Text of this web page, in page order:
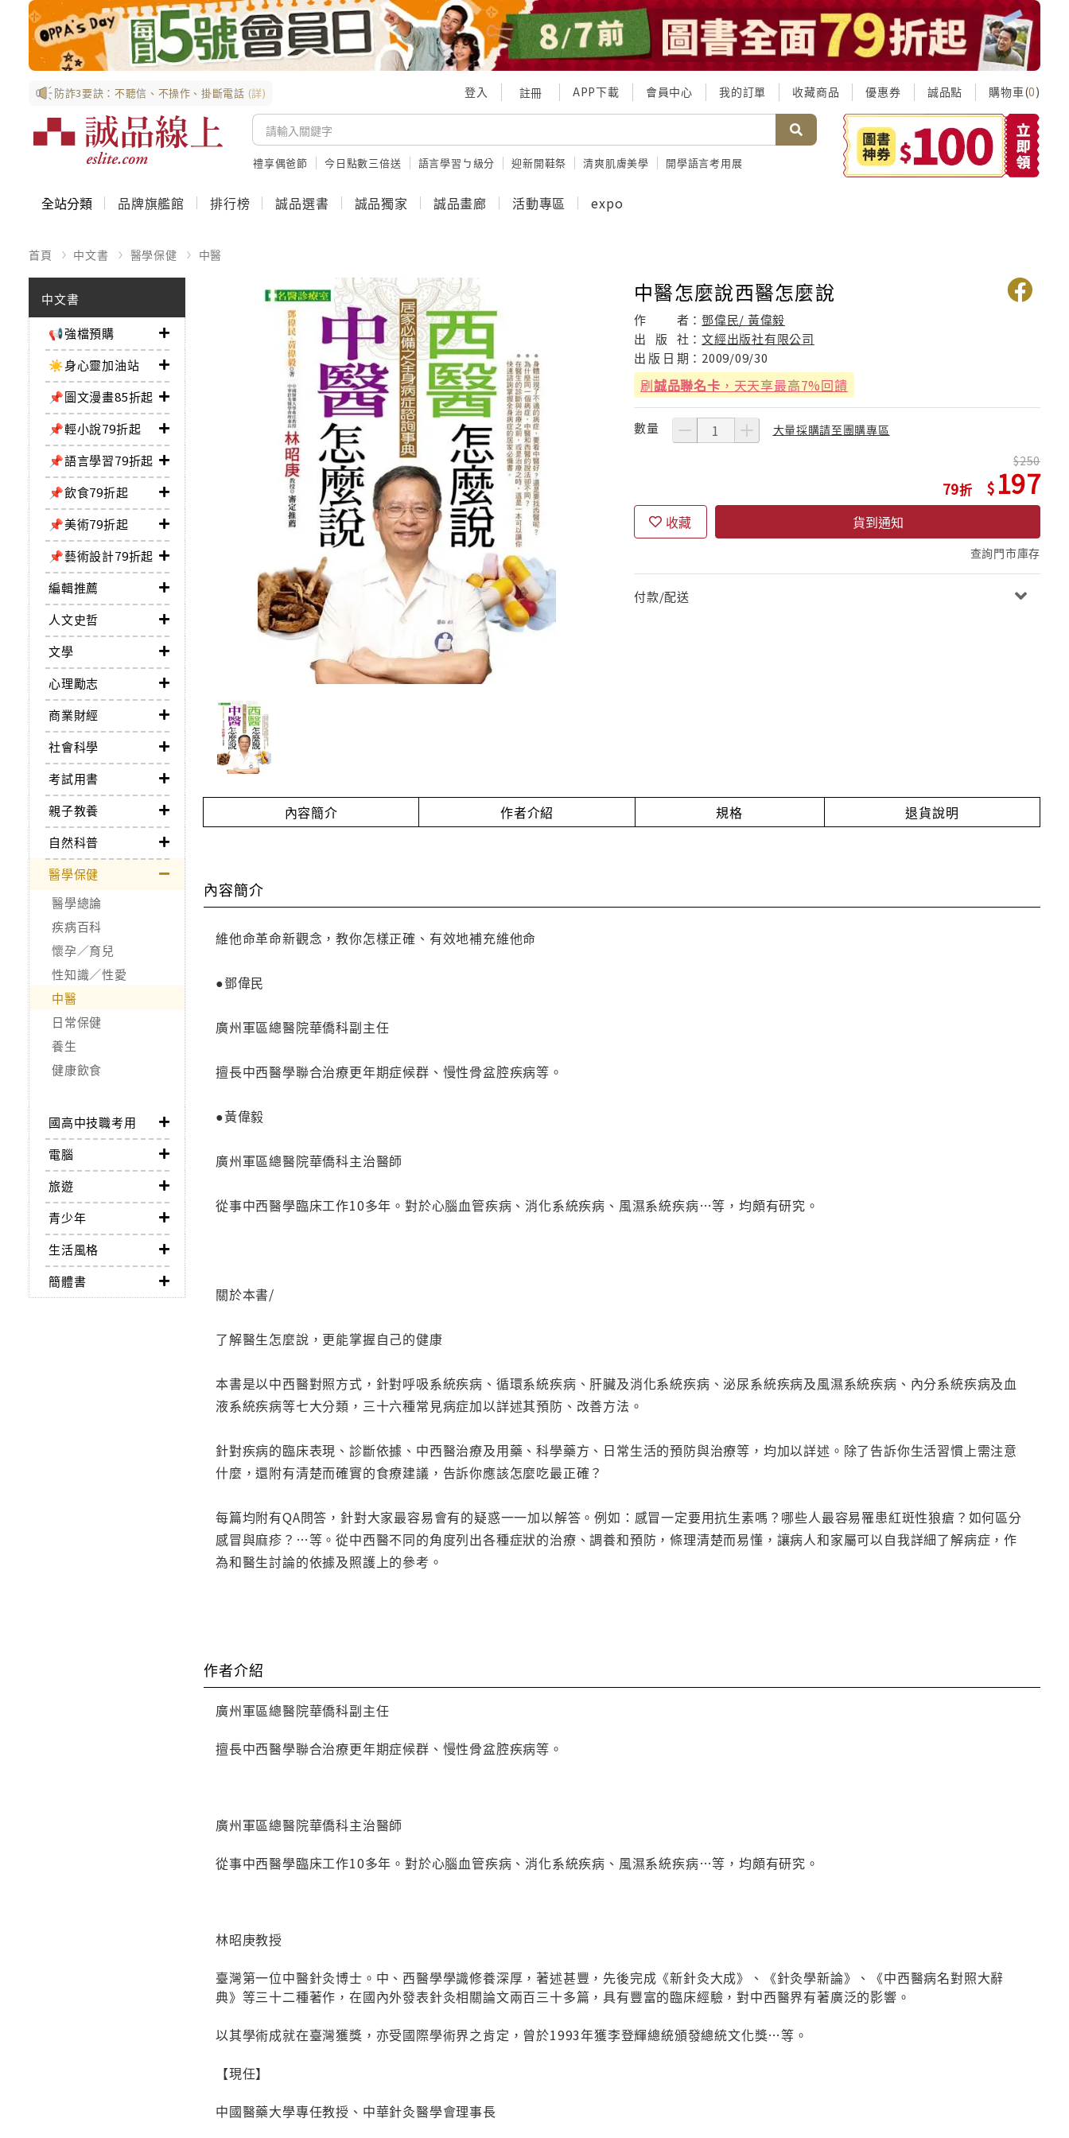
防詐3要訣：不聽信、不操作、掛斷電話 (詳) 登入 註冊 APP下載 會員中心 我的訂單 收藏商品 優惠券 誠品點 購物車(0)
禮享偶爸節 今日點數三倍送 語言學習ㄅ級分 迎新開鞋祭 清爽肌膚美學 開學語言考用展
全站分類 品牌旗艦館 排行榜 誠品選書 誠品獨家 誠品畫廊 活動專區 expo
首頁 中文書 醫學保健 中醫
中文書
📢強檔預購
☀️身心靈加油站
📌圖文漫畫85折起
📌輕小說79折起
📌語言學習79折起
📌飲食79折起
📌美術79折起
📌藝術設計79折起
編輯推薦
人文史哲
文學
心理勵志
商業財經
社會科學
考試用書
親子教養
自然科普
醫學保健
醫學總論
疾病百科
懷孕／育兒
性知識／性愛
中醫
日常保健
養生
健康飲食
國高中技職考用
電腦
旅遊
青少年
生活風格
簡體書
中醫怎麼說西醫怎麼說
作 者： 鄧偉民/ 黃偉毅
出
版 社：文經出版社有限公司
出 版 日 期： 2009/09/30
刷誠品聯名卡 ，天天享最高7%回饋
數量 大量採購請至團購專區
79
250
197
收藏 貨到通知
查詢門市庫存
付款/配送
內容簡介 作者介紹 規格 退貨說明
內容簡介
維他命革命新觀念，教你怎樣正確、有效地補充維他命
●鄧偉民
廣州軍區總醫院華僑科副主任
擅長中西醫學聯合治療更年期症候群、慢性骨盆腔疾病等。
●黃偉毅
廣州軍區總醫院華僑科主治醫師
從事中西醫學臨床工作10多年。對於心腦血管疾病、消化系統疾病、風濕系統疾病…等，均頗有研究。
關於本書/
了解醫生怎麼說，更能掌握自己的健康
本書是以中西醫對照方式，針對呼吸系統疾病、循環系統疾病、肝臟及消化系統疾病、泌尿系統疾病及風濕系統疾病、內分系統疾病及血
液系統疾病等七大分類，三十六種常見病症加以詳述其預防、改善方法。
針對疾病的臨床表現、診斷依據、中西醫治療及用藥、科學藥方、日常生活的預防與治療等，均加以詳述。除了告訴你生活習慣上需注意
什麼，還附有清楚而確實的食療建議，告訴你應該怎麼吃最正確？
每篇均附有QA問答，針對大家最容易會有的疑惑一一加以解答。例如：感冒一定要用抗生素嗎？哪些人最容易罹患紅斑性狼瘡？如何區分
感冒與麻疹？…等。從中西醫不同的角度列出各種症狀的治療、調養和預防，條理清楚而易懂，讓病人和家屬可以自我詳細了解病症，作
為和醫生討論的依據及照護上的參考。
作者介紹
廣州軍區總醫院華僑科副主任
擅長中西醫學聯合治療更年期症候群、慢性骨盆腔疾病等。
廣州軍區總醫院華僑科主治醫師
從事中西醫學臨床工作10多年。對於心腦血管疾病、消化系統疾病、風濕系統疾病…等，均頗有研究。
林昭庚教授
臺灣第一位中醫針灸博士。中、西醫學學識修養深厚，著述甚豐，先後完成《新針灸大成》、《針灸學新論》、《中西醫病名對照大辭
典》等三十二種著作，在國內外發表針灸相關論文兩百三十多篇，具有豐富的臨床經驗，對中西醫界有著廣泛的影響。
以其學術成就在臺灣獲獎，亦受國際學術界之肯定，曾於1993年獲李登輝總統頒發總統文化獎…等。
【現任】
中國醫藥大學專任教授、中華針灸醫學會理事長